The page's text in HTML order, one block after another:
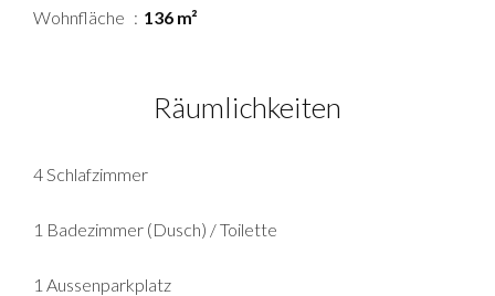
Wohnfläche 136 m²
Räumlichkeiten
4 Schlafzimmer
1 Badezimmer (Dusch) / Toilette
1 Aussenparkplatz